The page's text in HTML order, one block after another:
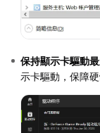
保持顯示卡驅動
示卡驅動，保障